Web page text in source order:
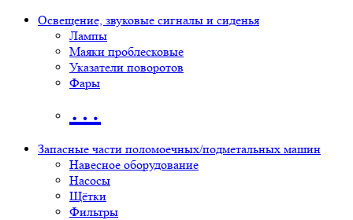
Освещение, звуковые сигналы и сиденья
Лампы
Маяки проблесковые
Указатели поворотов
Фары
…
Запасные части поломоечных/подметальных машин
Навесное оборудование
Насосы
Щётки
Фильтры